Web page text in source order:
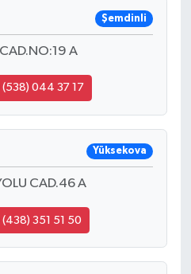
Şemdinli
A
(538) 044 37 17
Yüksekova
CAD.46 A
(438) 351 51 50